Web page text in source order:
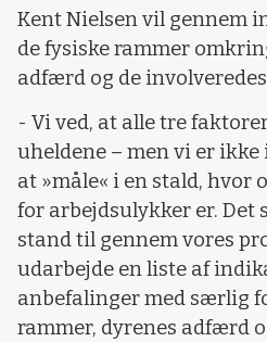
Kent Nielsen vil gennem
de fysiske rammer
adfærd og de
- Vi ved, at alle tre
uheldene – men vi er
at »måle« i en stald, hvor
for arbejdsulykker er. Det
stand til gennem vores
udarbejde en liste af
anbefalinger med særlig
rammer, dyrenes adfærd